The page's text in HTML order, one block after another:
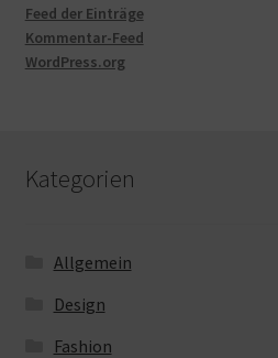
Feed der Einträge
Kommentar-Feed
WordPress.org
Kategorien
Allgemein
Design
Fashion